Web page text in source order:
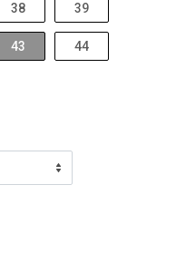
38 39
43 44